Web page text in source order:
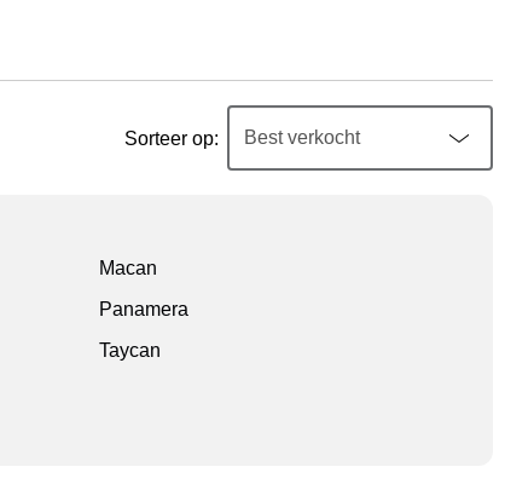
Sorteer op:
Macan
Panamera
Taycan